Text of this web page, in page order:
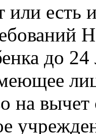
есть
до 24
на